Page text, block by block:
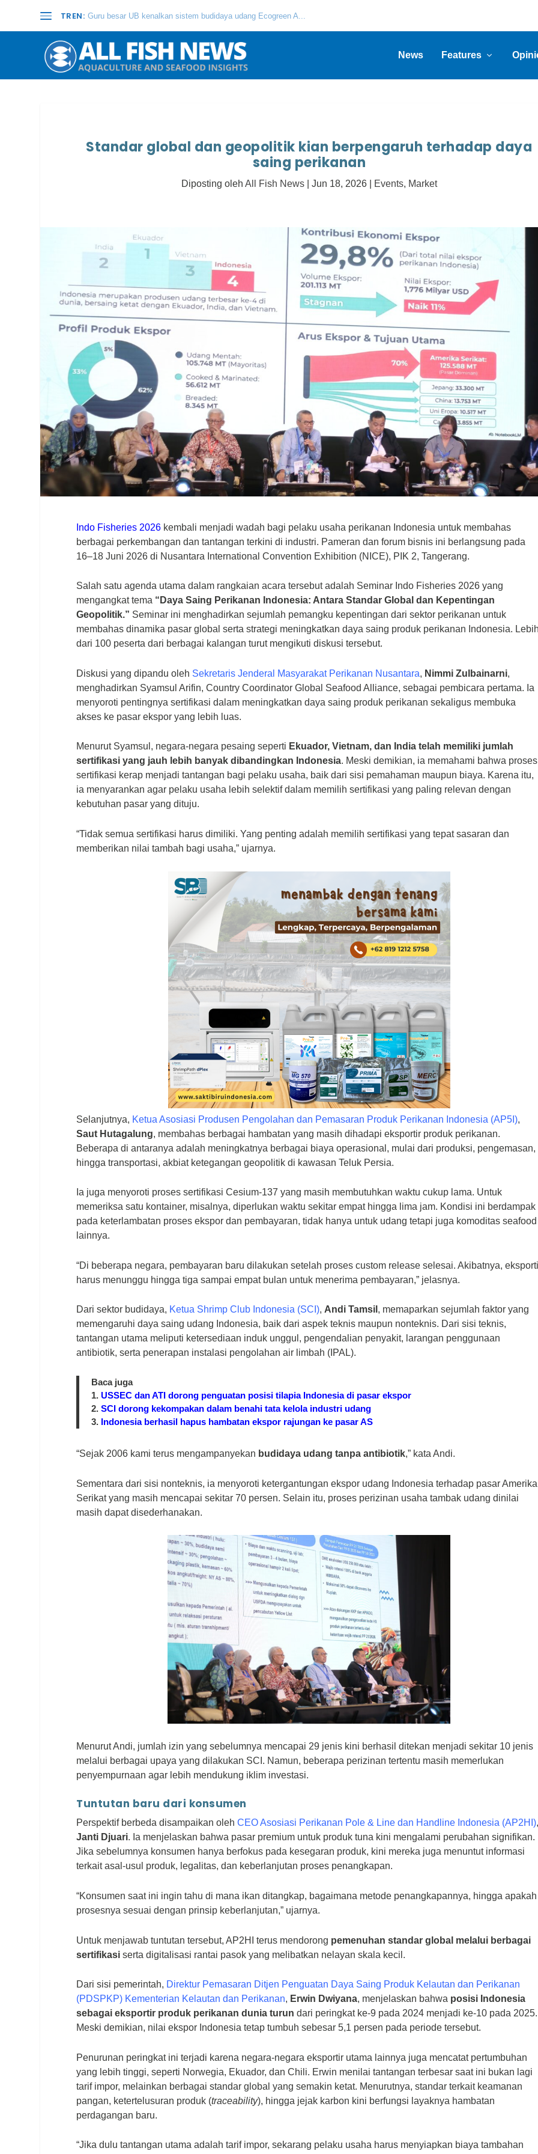
TREN: Guru besar UB kenalkan sistem budidaya udang Ecogreen A...
News Features
Standar global dan geopolitik kian berpengaruh terhadap daya
saing perikanan
Diposting oleh All Fish News| Jun 18, 2026| Events, Market
Indo Fisheries 2026 kembali menjadi wadah bagi pelaku usaha perikanan Indonesia untuk membahas
berbagai perkembangan dan tantangan terkini di industri. Pameran dan forum bisnis ini berlangsung pada
16–18 Juni 2026 di Nusantara International Convention Exhibition (NICE), PIK 2, Tangerang.
Salah satu agenda utama dalam rangkaian acara tersebut adalah Seminar Indo Fisheries 2026 yang
mengangkat tema “Daya Saing Perikanan Indonesia: Antara Standar Global dan Kepentingan
Geopolitik.” Seminar ini menghadirkan sejumlah pemangku kepentingan dari sektor perikanan untuk
membahas dinamika pasar global serta strategi meningkatkan daya saing produk perikanan Indonesia.
dari 100 peserta dari berbagai kalangan turut mengikuti diskusi tersebut.
Diskusi yang dipandu oleh Sekretaris Jenderal Masyarakat Perikanan Nusantara, Nimmi Zulbainarni,
menghadirkan Syamsul Arifin, Country Coordinator Global Seafood Alliance, sebagai pembicara pertama. Ia
menyoroti pentingnya sertifikasi dalam meningkatkan daya saing produk perikanan sekaligus membuka
akses ke pasar ekspor yang lebih luas.
Menurut Syamsul, negara-negara pesaing seperti Ekuador, Vietnam, dan India telah memiliki jumlah
sertifikasi yang jauh lebih banyak dibandingkan Indonesia. Meski demikian, ia memahami bahwa proses
sertifikasi kerap menjadi tantangan bagi pelaku usaha, baik dari sisi pemahaman maupun biaya. Karena itu,
ia menyarankan agar pelaku usaha lebih selektif dalam memilih sertifikasi yang paling relevan dengan
kebutuhan pasar yang dituju.
“Tidak semua sertifikasi harus dimiliki. Yang penting adalah memilih sertifikasi yang tepat sasaran dan
memberikan nilai tambah bagi usaha,” ujarnya.
Selanjutnya, Ketua Asosiasi Produsen Pengolahan dan Pemasaran Produk Perikanan Indonesia (AP5I),
Saut Hutagalung, membahas berbagai hambatan yang masih dihadapi eksportir produk perikanan.
Beberapa di antaranya adalah meningkatnya berbagai biaya operasional, mulai dari produksi, pengemasan,
hingga transportasi, akbiat ketegangan geopolitik di kawasan Teluk Persia.
Ia juga menyoroti proses sertifikasi Cesium-137 yang masih membutuhkan waktu cukup lama. Untuk
memeriksa satu kontainer, misalnya, diperlukan waktu sekitar empat hingga lima jam. Kondisi ini berdampak
pada keterlambatan proses ekspor dan pembayaran, tidak hanya untuk udang tetapi juga komoditas seafood
lainnya.
“Di beberapa negara, pembayaran baru dilakukan setelah proses custom release selesai. Akibatnya,
harus menunggu hingga tiga sampai empat bulan untuk menerima pembayaran,” jelasnya.
Dari sektor budidaya, Ketua Shrimp Club Indonesia (SCI), Andi Tamsil , memaparkan sejumlah faktor yang
memengaruhi daya saing udang Indonesia, baik dari aspek teknis maupun nonteknis. Dari sisi teknis,
tantangan utama meliputi ketersediaan induk unggul, pengendalian penyakit, larangan penggunaan
antibiotik, serta penerapan instalasi pengolahan air limbah (IPAL).
Baca juga
1.USSEC dan ATI dorong penguatan posisi tilapia Indonesia di pasar ekspor
2.SCI dorong kekompakan dalam benahi tata kelola industri udang
3. Indonesia berhasil hapus hambatan ekspor rajungan ke pasar AS
“Sejak 2006 kami terus mengampanyekan budidaya udang tanpa antibiotik,” kata Andi.
Sementara dari sisi nonteknis, ia menyoroti ketergantungan ekspor udang Indonesia terhadap pasar Amerika
Serikat yang masih mencapai sekitar 70 persen. Selain itu, proses perizinan usaha tambak udang dinilai
masih dapat disederhanakan.
Menurut Andi, jumlah izin yang sebelumnya mencapai 29 jenis kini berhasil ditekan menjadi sekitar 10 jenis
melalui berbagai upaya yang dilakukan SCI. Namun, beberapa perizinan tertentu masih memerlukan
penyempurnaan agar lebih mendukung iklim investasi.
Tuntutan baru dari konsumen
Perspektif berbeda disampaikan olehCEO Asosiasi Perikanan Pole & Line dan Handline Indonesia (AP2HI)
Janti Djuari. Ia menjelaskan bahwa pasar premium untuk produk tuna kini mengalami perubahan signifikan.
Jika sebelumnya konsumen hanya berfokus pada kesegaran produk, kini mereka juga menuntut informasi
terkait asal-usul produk, legalitas, dan keberlanjutan proses penangkapan.
“Konsumen saat ini ingin tahu di mana ikan ditangkap, bagaimana metode penangkapannya, hingga apakah
prosesnya sesuai dengan prinsip keberlanjutan,” ujarnya.
Untuk menjawab tuntutan tersebut, AP2HI terus mendorong pemenuhan standar global melalui berbagai
sertifikasi serta digitalisasi rantai pasok yang melibatkan nelayan skala kecil.
Dari sisi pemerintah, Direktur Pemasaran Ditjen Penguatan Daya Saing Produk Kelautan dan Perikanan
(PDSPKP) Kementerian Kelautan dan Perikanan, Erwin Dwiyana, menjelaskan bahwa posisi Indonesia
sebagai eksportir produk perikanan dunia turun dari peringkat ke-9 pada 2024 menjadi ke-10 pada 2025.
Meski demikian, nilai ekspor Indonesia tetap tumbuh sebesar 5,1 persen pada periode tersebut.
Penurunan peringkat ini terjadi karena negara-negara eksportir utama lainnya juga mencatat pertumbuhan
yang lebih tinggi, seperti Norwegia, Ekuador, dan Chili. Erwin menilai tantangan terbesar saat ini bukan lagi
tarif impor, melainkan berbagai standar global yang semakin ketat. Menurutnya, standar terkait keamanan
pangan, ketertelusuran produk (traceability), hingga jejak karbon kini berfungsi layaknya hambatan
perdagangan baru.
“Jika dulu tantangan utama adalah tarif impor, sekarang pelaku usaha harus menyiapkan biaya tambahan